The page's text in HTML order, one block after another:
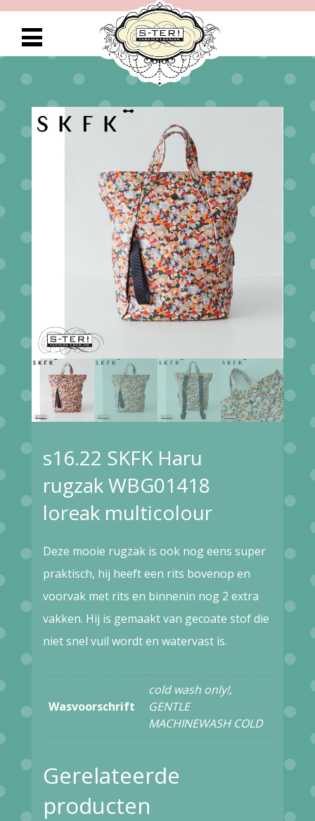
s16.22 SKFK Haru
rugzak WBG01418
loreak multicolour
Deze mooie rugzak is ook nog eens super
praktisch, hij heeft een rits bovenop en
voorvak met rits en binnenin nog 2 extra
vakken. Hij is gemaakt van gecoate stof die
niet snel vuil wordt en watervast is.
Wasvoorschrift
cold wash only!,
GENTLE
MACHINEWASH COLD
Gerelateerde
producten